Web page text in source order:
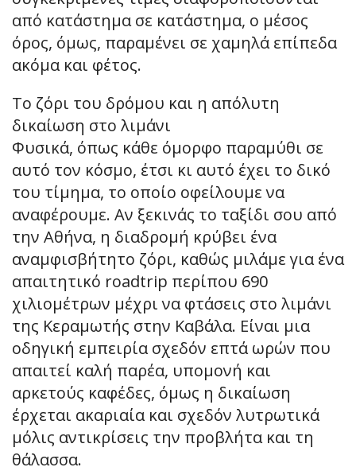
από κατάστημα σε κατάστημα, ο μέσος
όρος, όμως, παραμένει σε χαμηλά επίπεδα
ακόμα και φέτος.
Το ζόρι του δρόμου και η απόλυτη
δικαίωση στο λιμάνι
Φυσικά, όπως κάθε όμορφο παραμύθι σε
αυτό τον κόσμο, έτσι κι αυτό έχει το δικό
του τίμημα, το οποίο οφείλουμε να
αναφέρουμε. Αν ξεκινάς το ταξίδι σου από
την Αθήνα, η διαδρομή κρύβει ένα
αναμφισβήτητο ζόρι, καθώς μιλάμε για ένα
απαιτητικό roadtrip περίπου 690
χιλιομέτρων μέχρι να φτάσεις στο λιμάνι
της Κεραμωτής στην Καβάλα. Είναι μια
οδηγική εμπειρία σχεδόν επτά ωρών που
απαιτεί καλή παρέα, υπομονή και
αρκετούς καφέδες, όμως η δικαίωση
έρχεται ακαριαία και σχεδόν λυτρωτικά
μόλις αντικρίσεις την προβλήτα και τη
θάλασσα.